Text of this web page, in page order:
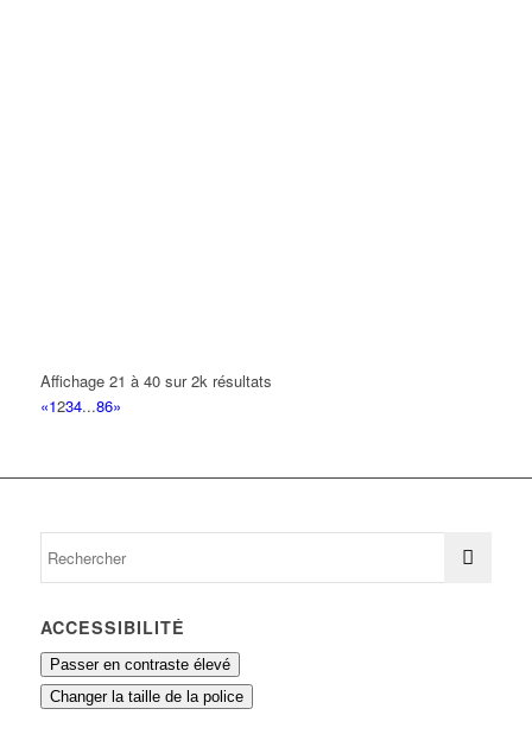
Affichage 21 à 40 sur 2k résultats
«1234...86»
ACCESSIBILITÉ
Passer en contraste élevé
Changer la taille de la police